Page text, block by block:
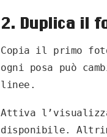
2. Duplica il
Copia il primo
ogni posa può
linee.
Attiva
disponibile.